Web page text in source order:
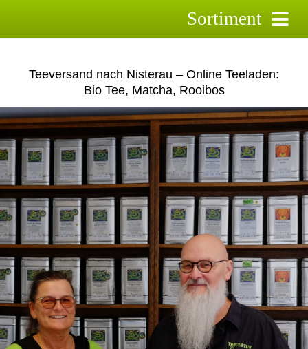
Sortiment
Grüntee
Rooibostee
Kräutertee
Früchtetee
Saison-Tee`s
Aktionstee
Pyramidenbeutel
Zubehör
Teeversand nach Nisterau – Online Teeladen:
Bio Tee, Matcha, Rooibos